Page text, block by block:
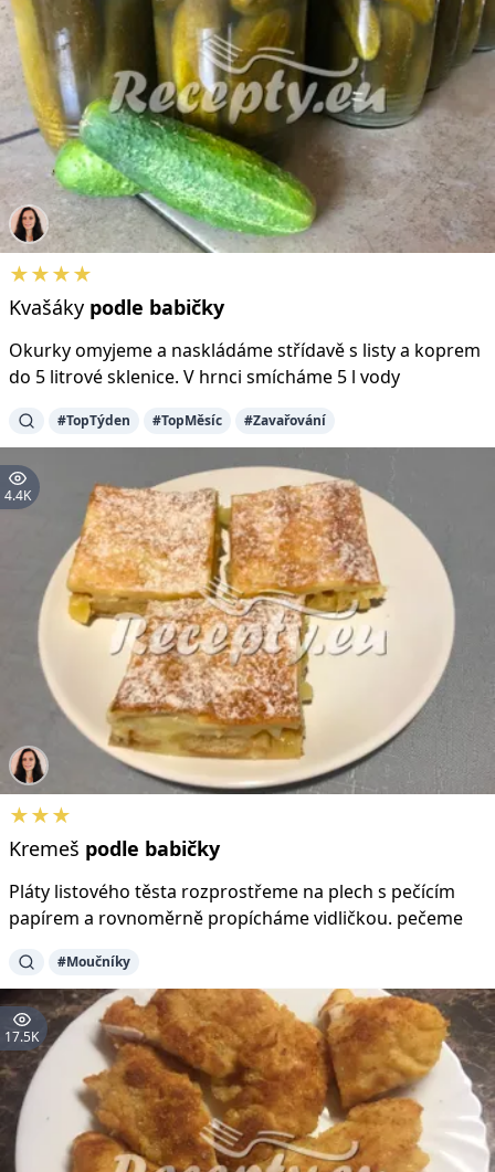
★★★★
Kvašáky podle babičky
Okurky omyjeme a naskládáme střídavě s listy a koprem
do 5 litrové sklenice. V hrnci smícháme 5 l vody
#TopTýden #TopMěsíc #Zavařování
4.4K
★★★
Kremeš podle babičky
Pláty listového těsta rozprostřeme na plech s pečícím
papírem a rovnoměrně propícháme vidličkou. pečeme
#Moučníky
17.5K